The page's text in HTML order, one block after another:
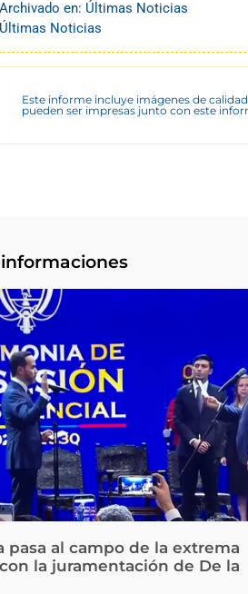
Archivado en: Últimas Noticias
Últimas Noticias
Este informe incluye imágenes de
pueden ser impresas junto con este
pasa al campo de la extrema
la juramentación de De la